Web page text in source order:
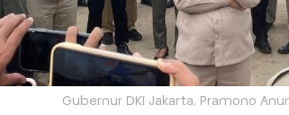
Gubernur DKI Jakarta, Pramono